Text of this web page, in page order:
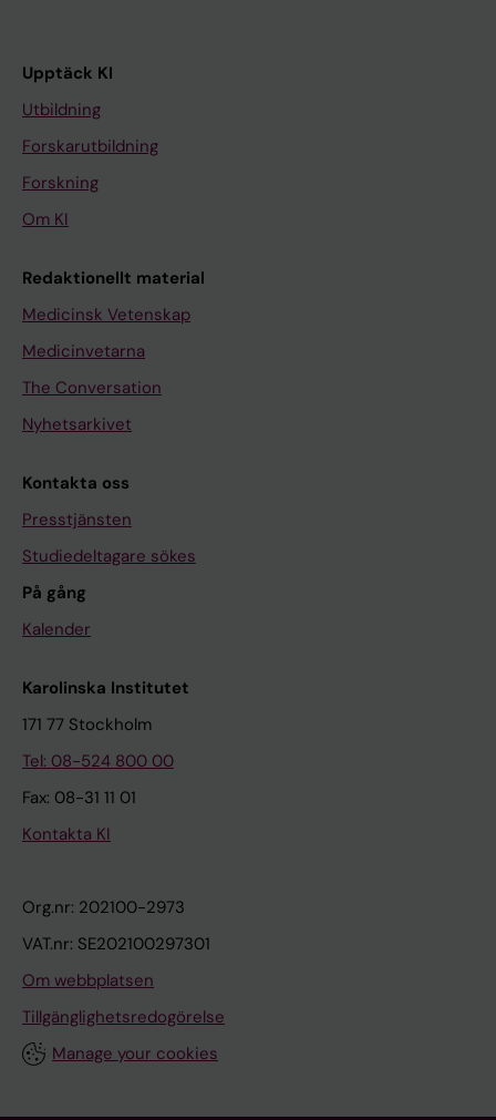
Upptäck KI
Utbildning
Forskarutbildning
Forskning
Om KI
Redaktionellt material
Medicinsk Vetenskap
Medicinvetarna
The Conversation
Nyhetsarkivet
Kontakta oss
Presstjänsten
Studiedeltagare sökes
På gång
Kalender
Karolinska Institutet
171 77 Stockholm
Tel: 08-524 800 00
Fax: 08-31 11 01
Kontakta KI
Org.nr: 202100-2973
VAT.nr: SE202100297301
Om webbplatsen
Tillgänglighetsredogörelse
Manage your cookies